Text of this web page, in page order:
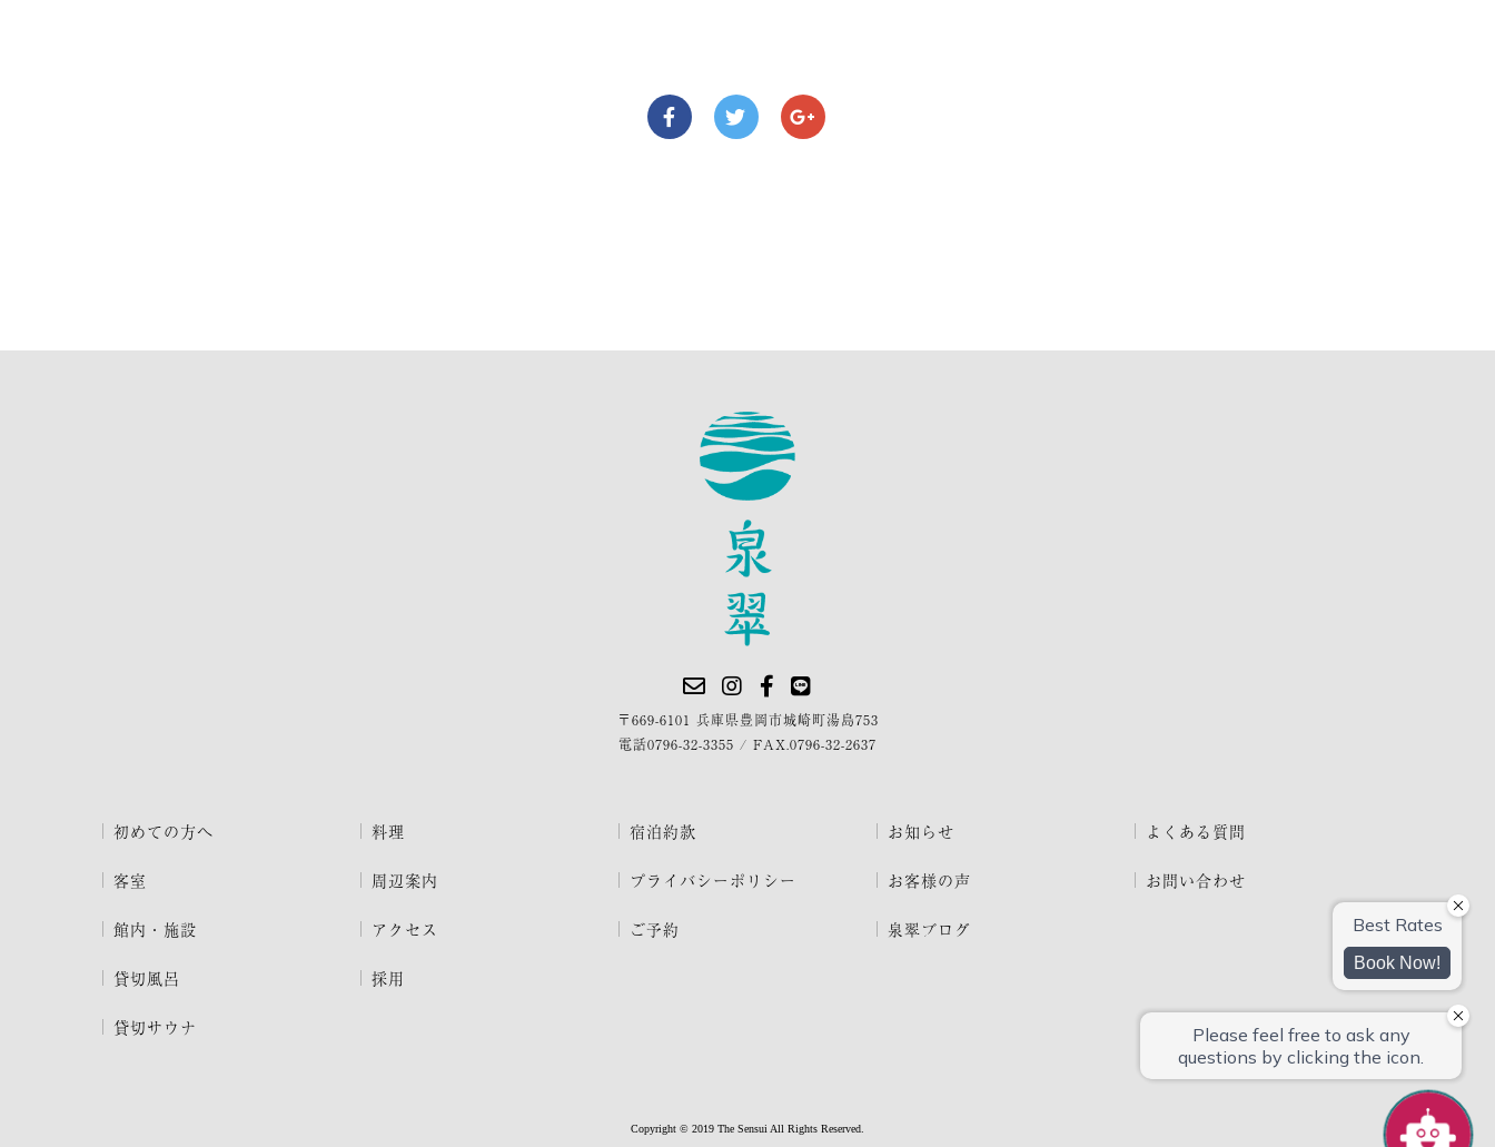
〒669-6101 兵庫県豊岡市城崎町湯島753
電話0796-32-3355 / FAX.0796-32-2637
初めての方へ
客室
館内・施設
貸切風呂
貸切サウナ
料理
周辺案内
アクセス
採用
宿泊約款
プライバシーポリシー
ご予約
お知らせ
お客様の声
泉翠ブログ
よくある質問
お問い合わせ
Copyright © 2019 The Sensui All Rights Reserved.